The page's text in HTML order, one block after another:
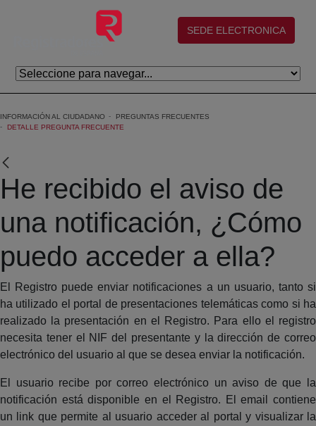
Skip to Main Content
(abre en nueva ventana)
SEDE ELECTRONICA
INFORMACIÓN AL CIUDADANO
PREGUNTAS FRECUENTES
DETALLE PREGUNTA FRECUENTE
He recibido el aviso de
una notificación, ¿Cómo
puedo acceder a ella?
El Registro puede enviar notificaciones a un usuario, tanto si
ha utilizado el portal de presentaciones telemáticas como si ha
realizado la presentación en el Registro. Para ello el registro
necesita tener el NIF del presentante y la dirección de correo
electrónico del usuario al que se desea enviar la notificación.
El usuario recibe por correo electrónico un aviso de que la
notificación está disponible en el Registro. El email contiene
un link que permite al usuario acceder al portal y visualizar la